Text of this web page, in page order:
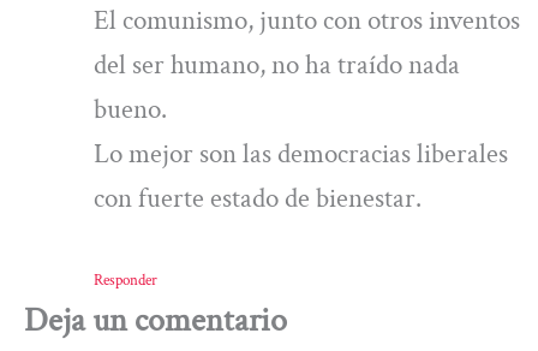
El comunismo, junto con otros inventos
del ser humano, no ha traído nada
bueno.
Lo mejor son las democracias liberales
con fuerte estado de bienestar.
Responder
Deja un comentario